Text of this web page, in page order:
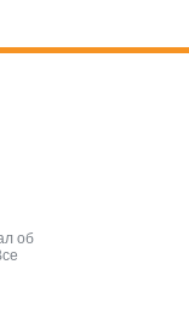
об